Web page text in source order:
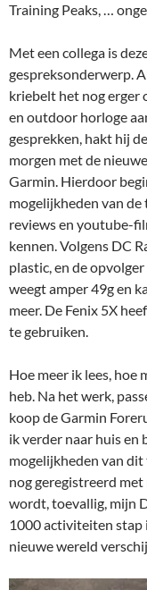
Training Peaks, …
Met een collega is
gespreksonderwerp.
kriebelt het nog erger
en outdoor horloge
gesprekken, hakt hij
morgen met de
Garmin. Hierdoor
mogelijkheden van
reviews en youtube-
kennen. Volgens DC
plastic, en de
weegt amper 49g en
meer. De Fenix 5X
te gebruiken.
Hoe meer ik lees, hoe
heb. Na het werk,
koop de Garmin
ik verder naar huis en
mogelijkheden van
nog geregistreerd
wordt, toevallig, mijn
1000 activiteiten stap
nieuwe wereld